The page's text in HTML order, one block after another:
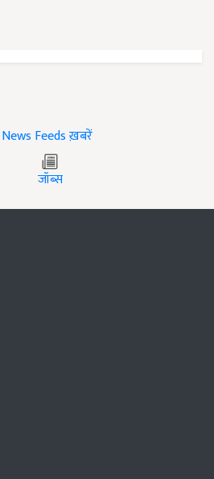
ख़बरें
जॉब्स